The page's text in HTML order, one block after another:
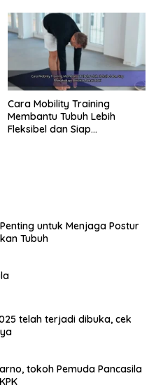
Cara Mobility Training
Membantu Tubuh Lebih
Fleksibel dan Siap
untuk Menjaga Postur
Tubuh
telah terjadi dibuka, cek
tokoh Pemuda Pancasila